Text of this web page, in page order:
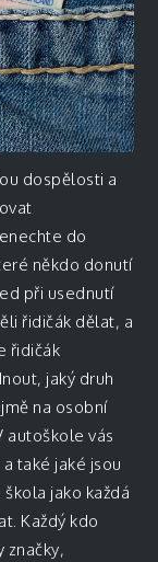
dospělosti a
do
někdo donutí
při usednutí
řidičák dělat, a
řidičák
jaký druh
na osobní
autoškole vás
také jaké jsou
jako každá
Každý kdo
značky,